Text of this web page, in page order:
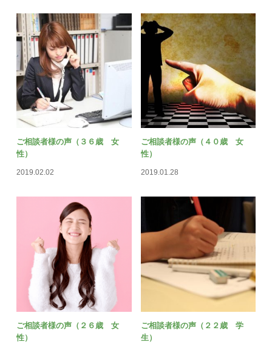
ご相談者様の声（３６歳 女
性）
2019.02.02
ご相談者様の声（４０歳 女
性）
2019.01.28
ご相談者様の声（２６歳 女
性）
ご相談者様の声（２２歳 学
生）